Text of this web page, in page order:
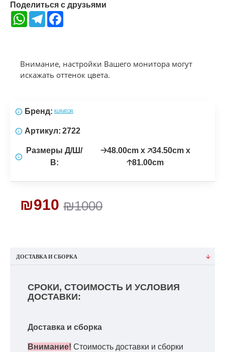
Поделиться с друзьями
WhatsAppTelegram
Внимание, настройки Вашего монитора могут
искажать оттенок цвета.
₪1000
₪910
Бренд: KURATOR
Артикул: 2722
Размеры Д/Ш/
В:
🡢48.00cm x 🡥34.50cm x
🡡81.00cm
ДОСТАВКА И СБОРКА
СРОКИ, СТОИМОСТЬ И УСЛОВИЯ
ДОСТАВКИ:
Доставка и сборка
Внимание! Стоимость доставки и сборки